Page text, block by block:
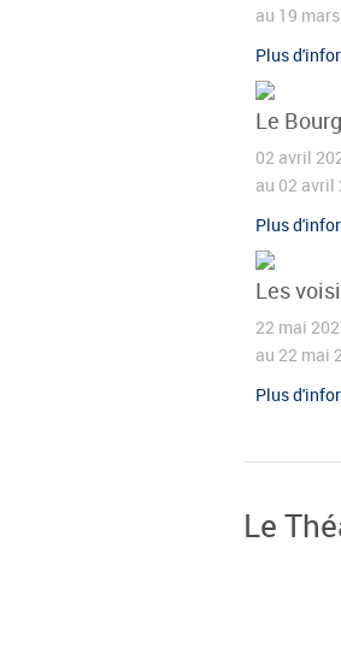
au 19
Plus
Le
02 avril
au 02 avril
Plus
Les
22 mai
au 22 mai
Plus
Le